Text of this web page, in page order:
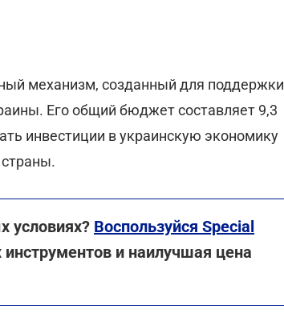
механизм, созданный для поддержки
Его общий бюджет составляет 9,3
инвестиции в украинскую экономику
условиях? Воспользуйся Special
и наилучшая цена